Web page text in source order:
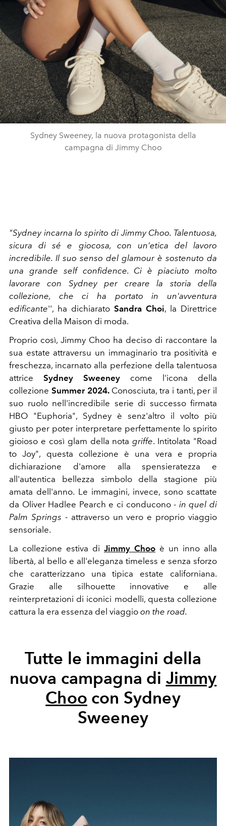
Sydney Sweeney, la nuova protagonista della
campagna di Jimmy Choo
"Sydney incarna lo spirito di Jimmy Choo. Talentuosa,
sicura di sé e giocosa, con un'etica del lavoro
incredibile. Il suo senso del glamour è sostenuto da
una grande self confidence. Ci è piaciuto molto
lavorare con Sydney per creare la storia della
collezione, che ci ha portato in un'avventura
edificante'', ha dichiarato Sandra Choi, la Direttrice
Creativa della Maison di moda.
Proprio così, Jimmy Choo ha deciso di raccontare la
sua estate attraversu un immaginario tra positività e
freschezza, incarnato alla perfezione della talentuosa
attrice Sydney Sweeney come l'icona della
collezione Summer 2024.Conosciuta, tra i tanti, per il
suo ruolo nell'incredibile serie di successo firmata
HBO "Euphoria", Sydney è senz'altro il volto più
giusto per poter interpretare perfettamente lo spirito
gioioso e così glam della notagriffe. Intitolata "Road
to Joy", questa collezione è una vera e propria
dichiarazione d'amore alla spensieratezza e
all'autentica bellezza simbolo della stagione più
amata dell'anno. Le immagini, invece, sono scattate
da Oliver Hadlee Pearch e ci conducono - in quel di
Palm Springs - attraverso un vero e proprio viaggio
sensoriale.
La collezione estiva di Jimmy Choo è un inno alla
libertà, al bello e all'eleganza timeless e senza sforzo
che caratterizzano una tipica estate californiana.
Grazie alle silhouette innovative e alle
reinterpretazioni di iconici modelli, questa collezione
cattura la era essenza del viaggio on the road.
Tutte le immagini della
nuova campagna di Jimmy
Choo con Sydney
Sweeney